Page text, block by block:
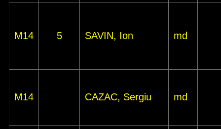
M14 5 SAVIN, Ion md
M14 CAZAC, Sergiu md